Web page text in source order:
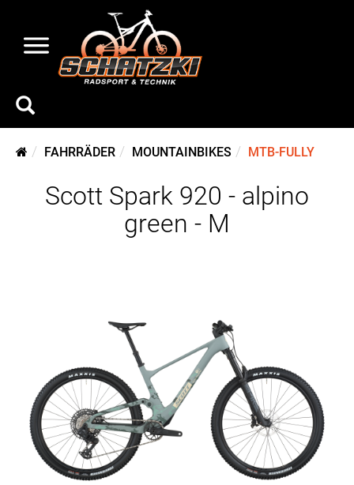
FAHRRÄDER MOUNTAINBIKES MTB-FULLY
Scott Spark 920 - alpino
green - M